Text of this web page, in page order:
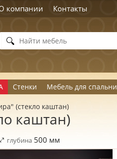
компании Контакты
Стенки Мебель для спальни
(стекло каштан)
каштан)
глубина 500 мм